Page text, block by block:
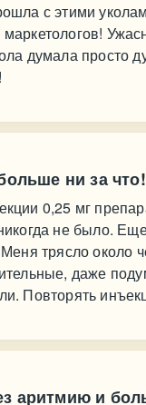
с этими
думала просто
ни за что!
0,25 мг
не было.
трясло около
даже
Повторять
аритмию и